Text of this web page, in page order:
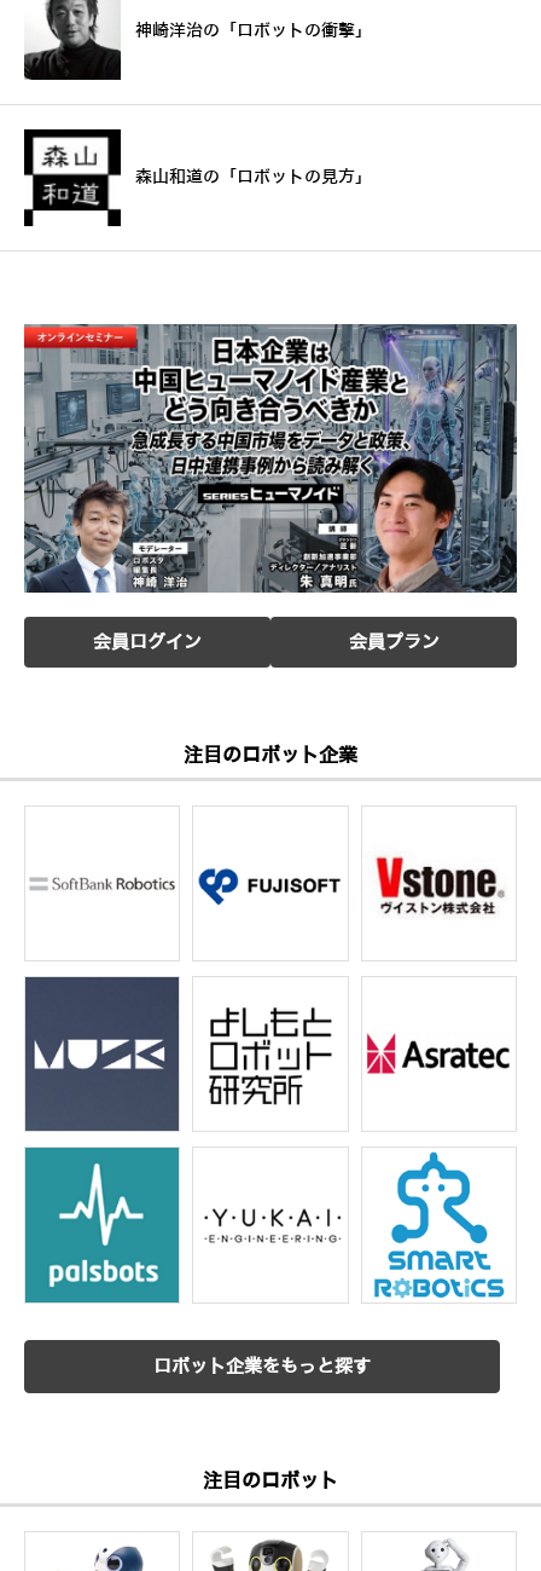
神崎洋治の「ロボットの衝撃」
森山和道の「ロボットの見方」
会員ログイン 会員プラン
注目のロボット企業
ロボット企業をもっと探す
注目のロボット